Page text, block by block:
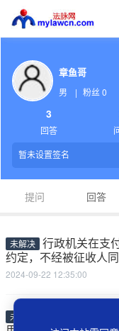
章鱼哥
男 | 粉丝 0
3
回答
暂未设置签名
提问 回答
未解决 行政机关在支
约定，不经被征收人
2024-09-22 12:35:00
未解决
因严重违纪被